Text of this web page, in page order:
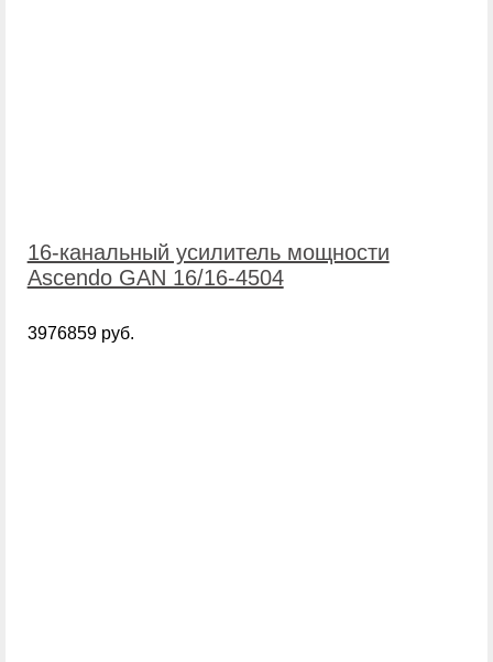
16-канальный усилитель мощности
Ascendo GAN 16/16-4504
3976859 руб.